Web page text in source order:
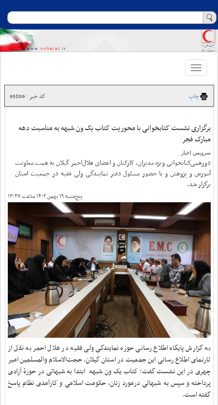
Toggle
navigation
چاپ کد خبر : 65806
برگزاری نشست کتابخوانی با محوریت کتاب یک ون شبهه به مناسبت دهه
مبارک فجر
سرویس اخبار
دورهمی‌کتابخوانی ویژه مدیران، کارکنان و اعضای هلال‌احمر گیلان به همت معاونت
آموزش و پژوهش و با حضور مسئول دفتر نمایندگی ولی فقیه در جمعیت استان
برگزار شد.
پنج‌شنبه ۱۹ بهمن ۱۴۰۲ ساعت ۱۳:۴۷
به گزارش پایگاه اطلاع رسانی حوزه نمایندگی ولی فقیه در هلال احمر به نقل از
تارنمای اطلاع رسانی این جمعیت در استان گیلان، حجت‌الاسلام والمسلمین امیر
چهری در این نشست گفت: کتاب یک ون شبهه ابتدا به شبهاتی در حوزهٔ آزادی
پرداخته و سپس به شبهاتی درمورد زنان، حکومت اسلامی و کارآمدی نظام پاسخ
گفته است.